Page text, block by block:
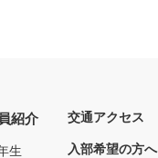
紹介
生
交通アクセス
入部希望の方へ